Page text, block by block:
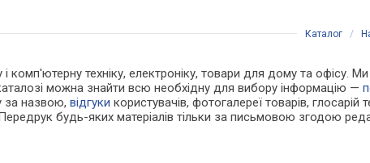
Каталог /
і комп'ютерну техніку, електроніку, товари для дому та офісу.
можна знайти всю необхідну для вибору інформацію —
за назвою,відгуки користувачів, фотогалереї товарів, глосарій
будь-яких матеріалів тільки за письмовою згодою